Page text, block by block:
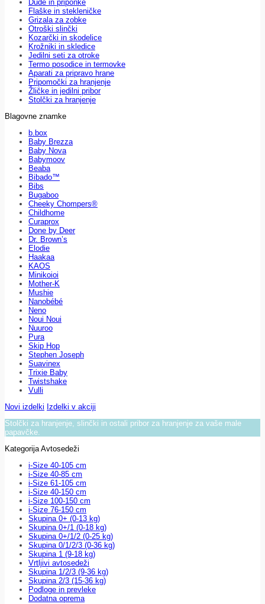
Dude in priponke
Flaške in stekleničke
Grizala za zobke
Otroški slinčki
Kozarčki in skodelice
Krožniki in skledice
Jedilni seti za otroke
Termo posodice in termovke
Aparati za pripravo hrane
Pripomočki za hranjenje
Žličke in jedilni pribor
Stolčki za hranjenje
Blagovne znamke
b.box
Baby Brezza
Baby Nova
Babymoov
Beaba
Bibado™
Bibs
Bugaboo
Cheeky Chompers®
Childhome
Curaprox
Done by Deer
Dr. Brown’s
Elodie
Haakaa
KAOS
Minikoioi
Mother-K
Mushie
Nanobébé
Neno
Noui Noui
Nuuroo
Pura
Skip Hop
Stephen Joseph
Suavinex
Trixie Baby
Twistshake
Vulli
Novi izdelki Izdelki v akciji
Stolčki za hranjenje, slinčki in ostali pribor za hranjenje za vaše male
papavčke.
Kategorija Avtosedeži
i-Size 40-105 cm
i-Size 40-85 cm
i-Size 61-105 cm
i-Size 40-150 cm
i-Size 100-150 cm
i-Size 76-150 cm
Skupina 0+ (0-13 kg)
Skupina 0+/1 (0-18 kg)
Skupina 0+/1/2 (0-25 kg)
Skupina 0/1/2/3 (0-36 kg)
Skupina 1 (9-18 kg)
Vrtljivi avtosedeži
Skupina 1/2/3 (9-36 kg)
Skupina 2/3 (15-36 kg)
Podloge in prevleke
Dodatna oprema